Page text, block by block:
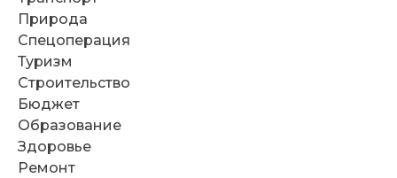
Природа
Спецоперация
Туризм
Строительство
Бюджет
Образование
Здоровье
Ремонт